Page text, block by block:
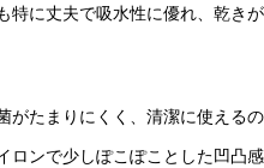
特に丈夫で吸水性に優れ、乾き
がたまりにくく、清潔に使える
ロンで少しぽこぽことした凹凸